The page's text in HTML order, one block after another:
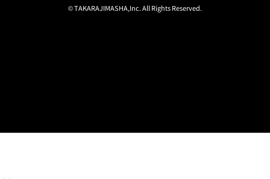
© TAKARAJIMASHA,Inc. All Rights Reserved.